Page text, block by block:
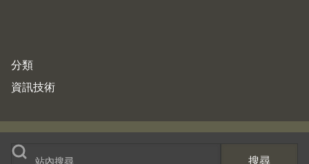
搜尋
分類
資訊技術